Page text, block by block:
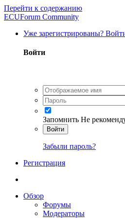
Перейти к содержанию
ECUForum Community
Уже зарегистрированы?
Войти
Запомнить Не
Войти
Забыли пароль?
Регистрация
Обзор
Форумы
Модераторы